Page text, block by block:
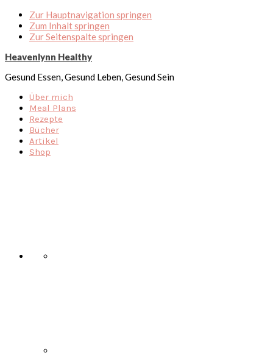
Zur Hauptnavigation springen
Zum Inhalt springen
Zur Seitenspalte springen
Heavenlynn Healthy
Gesund Essen, Gesund Leben, Gesund Sein
Über mich
Meal Plans
Rezepte
Bücher
Artikel
Shop